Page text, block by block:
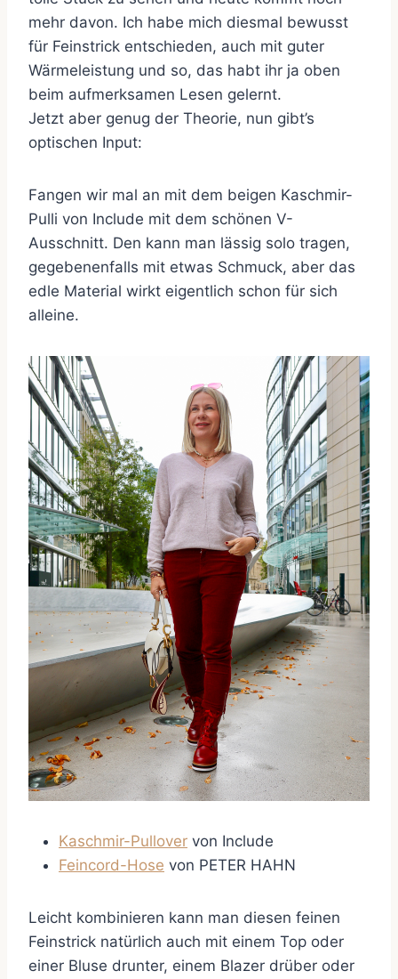
mehr davon. Ich habe mich diesmal bewusst
für Feinstrick entschieden, auch mit guter
Wärmeleistung und so, das habt ihr ja oben
beim aufmerksamen Lesen gelernt.
Jetzt aber genug der Theorie, nun gibt’s
optischen Input:
Fangen wir mal an mit dem beigen Kaschmir-
Pulli von Include mit dem schönen V-
Ausschnitt. Den kann man lässig solo tragen,
gegebenenfalls mit etwas Schmuck, aber das
edle Material wirkt eigentlich schon für sich
alleine.
Kaschmir-Pullover von Include
Feincord-Hose von PETER HAHN
Leicht kombinieren kann man diesen feinen
Feinstrick natürlich auch mit einem Top oder
einer Bluse drunter, einem Blazer drüber oder